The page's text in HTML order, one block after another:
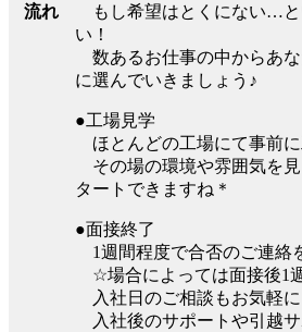
流れ
もし希望はとくにない…と
い！
数あるお仕事の中からあ
に選んでいきましょう♪
●工場見学
ほとんどの工場にて事前に
その場の環境や雰囲気を
タートできますね＊
●面接終了
1週間程度で合否のご連絡
☆場合によっては面接後1
入社日のご相談もお気軽に
入社後のサポートや引越